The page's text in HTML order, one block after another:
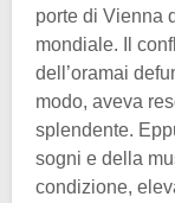
porte di Vienna
mondiale. Il
dell’oramai
modo, aveva
splendente.
sogni e della
condizione,